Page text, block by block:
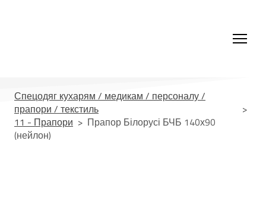
Спецодяг кухарям / медикам / персоналу /
прапори / текстиль
11 - Прапори
Прапор Білорусі БЧБ 140х90
(нейлон)